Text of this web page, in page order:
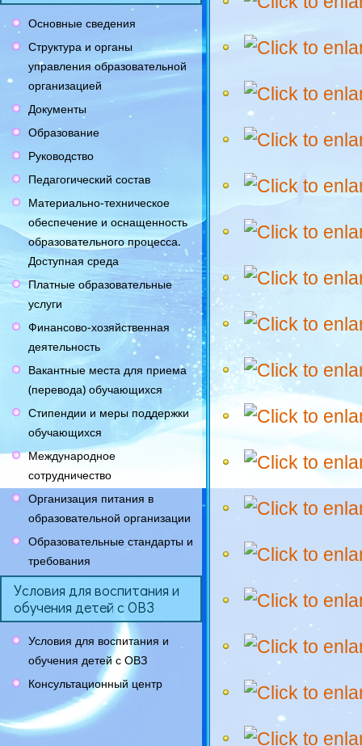
Основные сведения
Структура и органы
управления образовательной
организацией
Документы
Образование
Руководство
Педагогический состав
Материально-техническое
обеспечение и оснащенность
образовательного процесса.
Доступная среда
Платные образовательные
услуги
Финансово-хозяйственная
деятельность
Вакантные места для приема
(перевода) обучающихся
Стипендии и меры поддержки
обучающихся
Международное
сотрудничество
Организация питания в
образовательной организации
Образовательные стандарты и
требования
Условия для воспитания и
обучения детей с ОВЗ
Условия для воспитания и
обучения детей с ОВЗ
Консультационный центр